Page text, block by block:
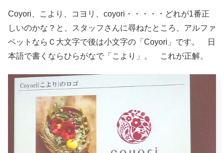
Coyori、こより、コヨリ、coyori・・・・・どれが1番正
しいのかな？と、スタッフさんに尋ねたところ、アルファ
ベットならＣ大文字で後は小文字の「Coyori」です。 日
本語で書くならひらがなで「こより」。 これが正解。